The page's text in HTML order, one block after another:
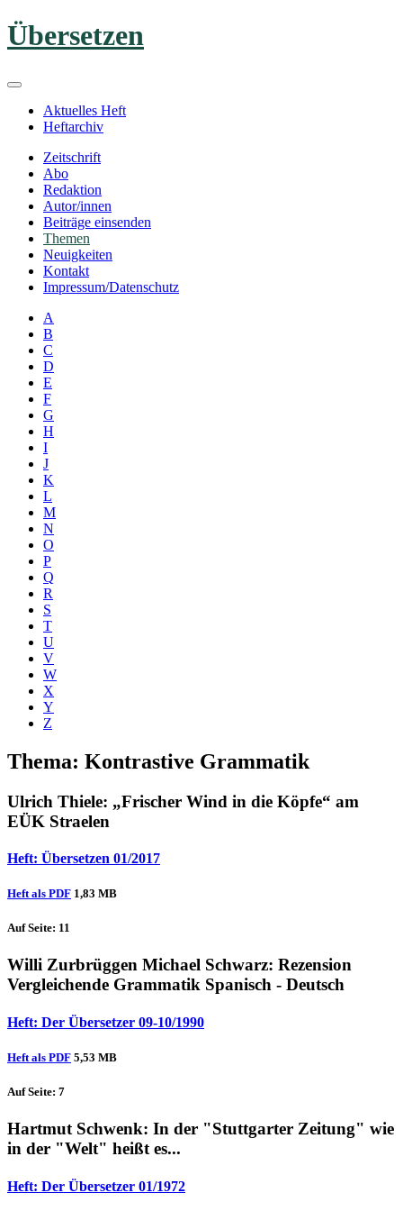
Zum
Inhalt
Übersetzen
Aktuelles Heft
Heftarchiv
Zeitschrift
Abo
Redaktion
Autor/innen
Beiträge einsenden
Themen
Neuigkeiten
Kontakt
Impressum/Datenschutz
A
B
C
D
E
F
G
H
I
J
K
L
M
N
O
P
Q
R
S
T
U
V
W
X
Y
Z
Thema: Kontrastive Grammatik
Ulrich Thiele: „Frischer Wind in die Köpfe“ am
EÜK Straelen
Heft: Übersetzen 01/2017
Heft als PDF 1,83 MB
Auf Seite: 11
Willi Zurbrüggen Michael Schwarz: Rezension
Vergleichende Grammatik Spanisch - Deutsch
Heft: Der Übersetzer 09-10/1990
Heft als PDF 5,53 MB
Auf Seite: 7
Hartmut Schwenk: In der "Stuttgarter Zeitung" wie
in der "Welt" heißt es...
Heft: Der Übersetzer 01/1972